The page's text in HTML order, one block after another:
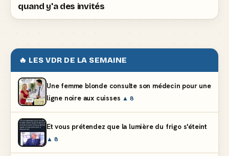
quand y'a des invités
🔥 LES VDR DE LA SEMAINE
Une femme blonde consulte son médecin pour une
ligne noire aux cuisses ▲ 8
Et vous prétendez que la lumière du frigo s'éteint
▲ 8